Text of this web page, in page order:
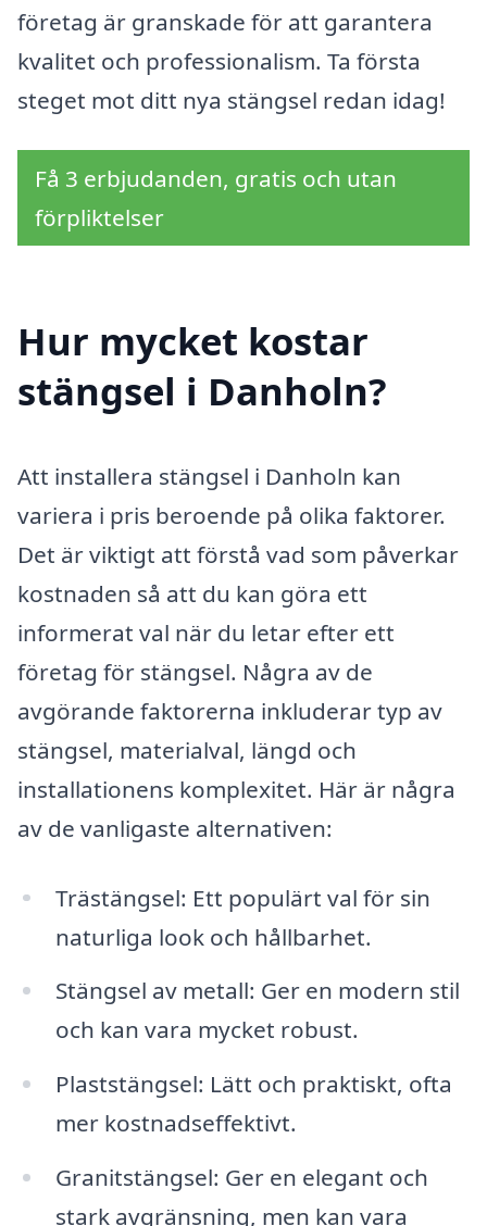
företag är granskade för att garantera
kvalitet och professionalism. Ta första
steget mot ditt nya stängsel redan idag!
Få 3 erbjudanden, gratis och utan
förpliktelser
Hur mycket kostar
stängsel i Danholn?
Att installera stängsel i Danholn kan
variera i pris beroende på olika faktorer.
Det är viktigt att förstå vad som påverkar
kostnaden så att du kan göra ett
informerat val när du letar efter ett
företag för stängsel. Några av de
avgörande faktorerna inkluderar typ av
stängsel, materialval, längd och
installationens komplexitet. Här är några
av de vanligaste alternativen:
Trästängsel: Ett populärt val för sin
naturliga look och hållbarhet.
Stängsel av metall: Ger en modern stil
och kan vara mycket robust.
Plaststängsel: Lätt och praktiskt, ofta
mer kostnadseffektivt.
Granitstängsel: Ger en elegant och
stark avgränsning, men kan vara